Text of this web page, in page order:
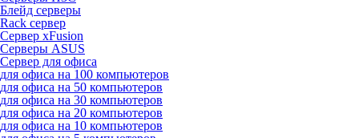
Блейд серверы
Rack сервер
Сервер xFusion
Серверы ASUS
Сервер для офиса
для офиса на 100 компьютеров
для офиса на 50 компьютеров
для офиса на 30 компьютеров
для офиса на 20 компьютеров
для офиса на 10 компьютеров